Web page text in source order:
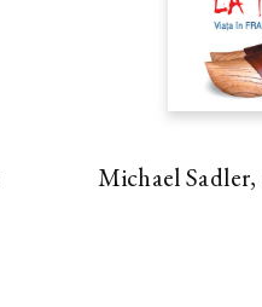
Michael Sadler,